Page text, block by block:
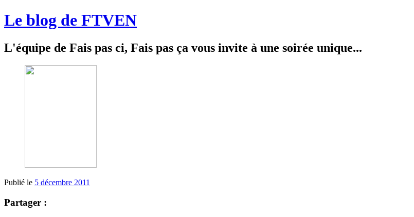
Le blog de FTVEN
L'équipe de Fais pas ci, Fais pas ça vous invite à une soirée unique...
Publié le 5 décembre 2011
Partager :